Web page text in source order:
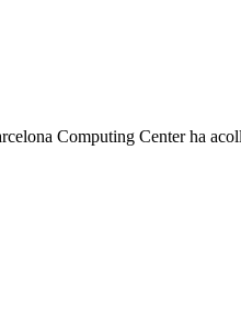
Computing Center ha